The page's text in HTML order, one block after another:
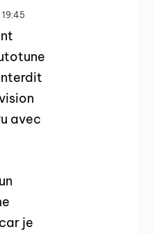
avec
je